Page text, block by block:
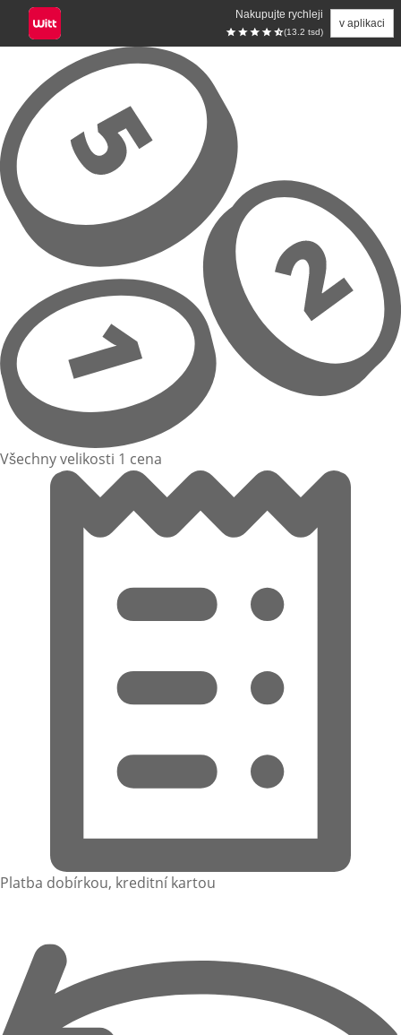
Nakupujte rychleji
(13.2 tsd)
v aplikaci
Přeskočit na hlavní obsah
Všechny velikosti 1 cena
Platba dobírkou, kreditní kartou